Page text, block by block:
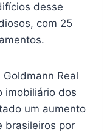
desse
com 25
Real
imobiliário dos
um aumento
brasileiros por